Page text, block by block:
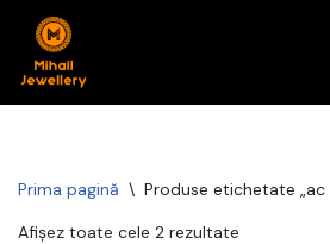
Sari
la
Prima pagină \ Produse etichetate „ac
Afișez toate cele 2 rezultate